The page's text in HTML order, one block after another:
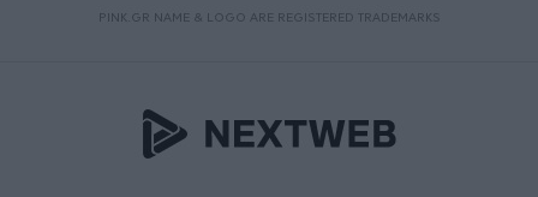
PINK.GR NAME & LOGO ARE REGISTERED TRADEMARKS